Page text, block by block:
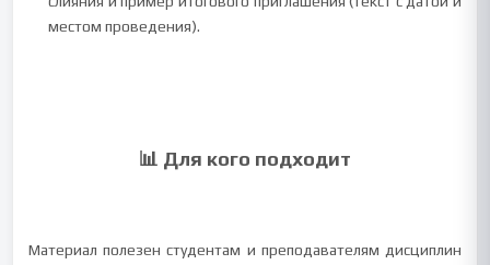
местом проведения).
📊 Для кого подходит
Материал полезен студентам и преподавателям дисциплин